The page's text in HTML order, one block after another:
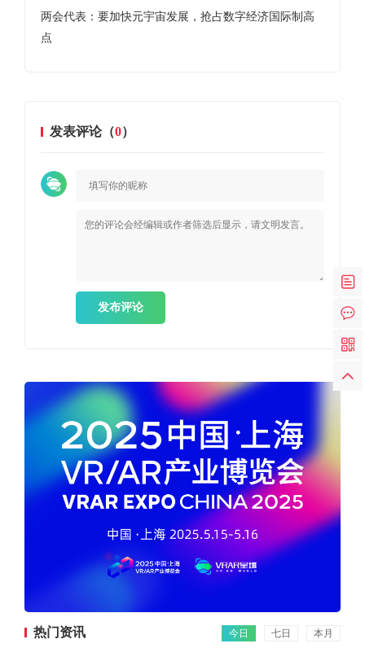
两会代表：要加快元宇宙发展，抢占数字经济国际制高
点
发表评论（0）
发布评论
热门资讯 今日 七日 本月